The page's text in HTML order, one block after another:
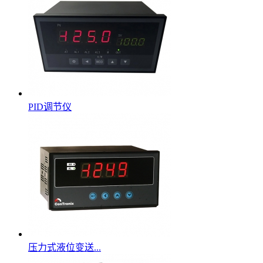
PID调节仪
压力式液位变送...